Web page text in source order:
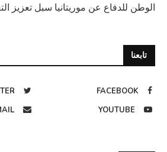
الوطن للدفاع عن موريتانيا سبل تعزيز
تابعنا
FACEBOOK
YOUTUBE